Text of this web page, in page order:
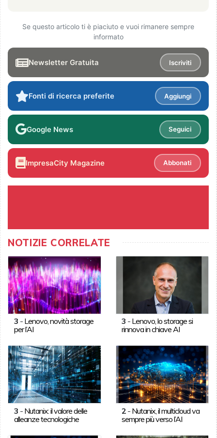
Se questo articolo ti è piaciuto e vuoi rimanere sempre
informato
Newsletter Gratuita Iscriviti
Fonti di ricerca preferite Aggiungi
Google News Seguici
ImpresaCity Magazine Abbonati
NOTIZIE CORRELATE
3 - Lenovo, novità storage
per l’AI
3 - Lenovo, lo storage si
rinnova in chiave AI
3 - Nutanix: il valore delle
alleanze tecnologiche
2 - Nutanix, il multicloud va
sempre più verso l’AI